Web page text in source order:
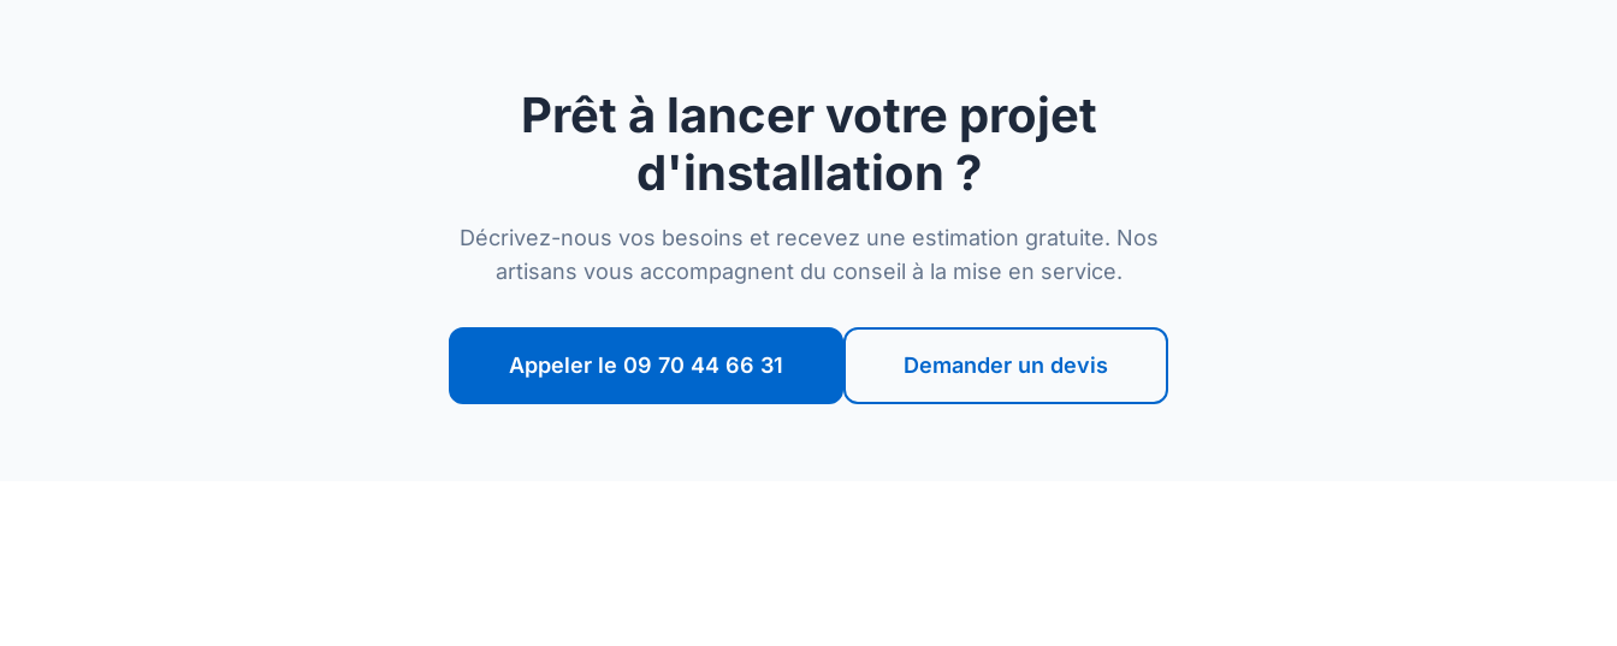
Prêt à lancer votre projet
d'installation ?
Décrivez-nous vos besoins et recevez une estimation gratuite. Nos
artisans vous accompagnent du conseil à la mise en service.
Appeler le 09 70 44 66 31 Demander un devis